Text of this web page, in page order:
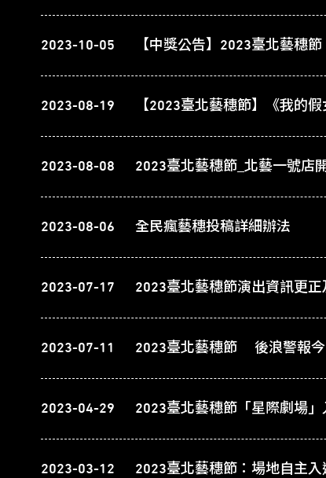
2023-10-05
2023-08-19
2023-08-08 2023臺北藝穗節_北藝一號店
2023-08-06 全民瘋藝穗投稿詳細辦法
2023-07-17
2023-07-11
2023-04-29 2023臺北藝穗節「星際劇場」
2023-03-12 2023臺北藝穗節：場地自主入